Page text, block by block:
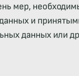
мер,
и
данных или